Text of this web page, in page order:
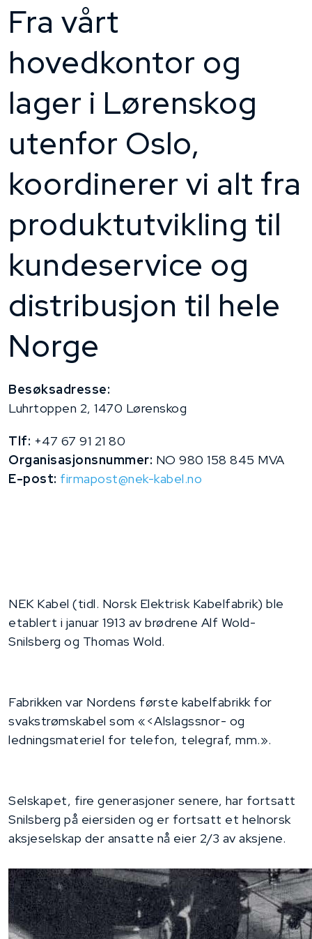
Fra vårt
hovedkontor og
lager i Lørenskog
utenfor Oslo,
koordinerer vi alt fra
produktutvikling til
kundeservice og
distribusjon til hele
Norge
Besøksadresse:
Luhrtoppen 2, 1470 Lørenskog
Tlf: +47 67 91 21 80
Organisasjonsnummer: NO 980 158 845 MVA
E-post: firmapost@nek-kabel.no
NEK Kabel (tidl. Norsk Elektrisk Kabelfabrik) ble
etablert i januar 1913 av brødrene Alf Wold-
Snilsberg og Thomas Wold.
Fabrikken var Nordens første kabelfabrikk for
svakstrømskabel som «<Alslagssnor- og
ledningsmateriel for telefon, telegraf, mm.».
Selskapet, fire generasjoner senere, har fortsatt
Snilsberg på eiersiden og er fortsatt et helnorsk
aksjeselskap der ansatte nå eier 2/3 av aksjene.